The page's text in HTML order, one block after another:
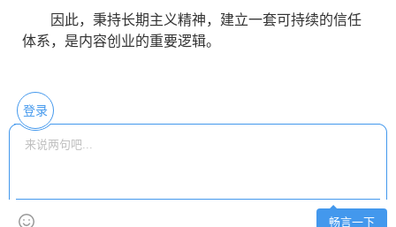
因此，秉持长期主义精神，建立一套可持续的信任
体系，是内容创业的重要逻辑。
登录
畅言一下